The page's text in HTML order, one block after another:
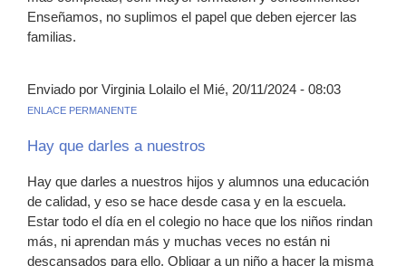
Enseñamos, no suplimos el papel que deben ejercer las
familias.
Enviado por Virginia Lolailo el Mié, 20/11/2024 - 08:03
ENLACE PERMANENTE
Hay que darles a nuestros
Hay que darles a nuestros hijos y alumnos una educación
de calidad, y eso se hace desde casa y en la escuela.
Estar todo el día en el colegio no hace que los niños rindan
más, ni aprendan más y muchas veces no están ni
descansados para ello. Obligar a un niño a hacer la misma